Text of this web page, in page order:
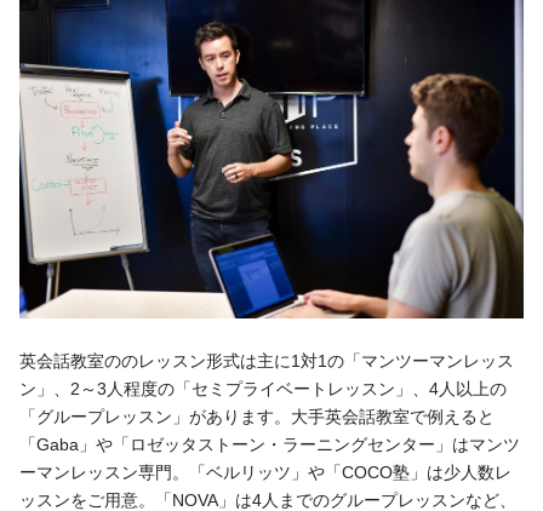
英会話教室ののレッスン形式は主に1対1の「マンツーマンレッス
ン」、2～3人程度の「セミプライベートレッスン」、4人以上の
「グループレッスン」があります。大手英会話教室で例えると
「Gaba」や「ロゼッタストーン・ラーニングセンター」はマンツ
ーマンレッスン専門。「ベルリッツ」や「COCO塾」は少人数レ
ッスンをご用意。「NOVA」は4人までのグループレッスンなど、